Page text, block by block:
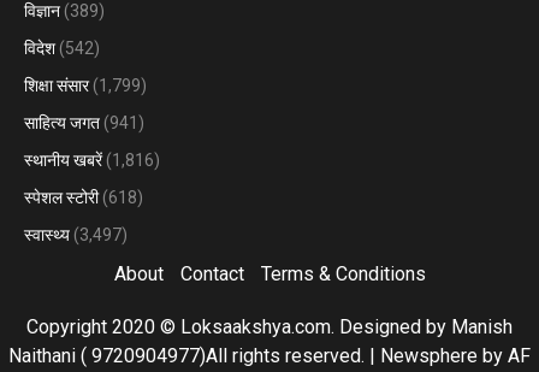
विज्ञान (389)
विदेश (542)
शिक्षा संसार(1,799)
साहित्य जगत (941)
स्थानीय खबरें(1,816)
स्पेशल स्टोरी(618)
स्वास्थ्य (3,497)
About Contact Terms & Conditions
Copyright 2020 © Loksaakshya.com. Designed by Manish
Naithani ( 9720904977)All rights reserved. | Newsphere by AF